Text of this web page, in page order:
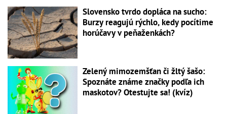
Slovensko tvrdo dopláca na sucho:
Burzy reagujú rýchlo, kedy pocítime
horúčavy v peňaženkách?
Zelený mimozemšťan či žltý šašo:
Spoznáte známe značky podľa ich
maskotov? Otestujte sa! (kvíz)